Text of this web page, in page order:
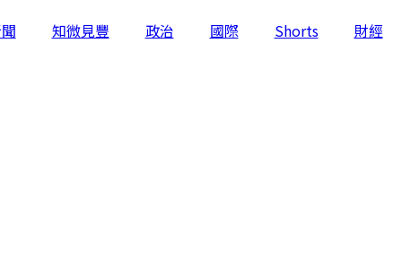
知微見豐 政治 國際 Shorts 財經